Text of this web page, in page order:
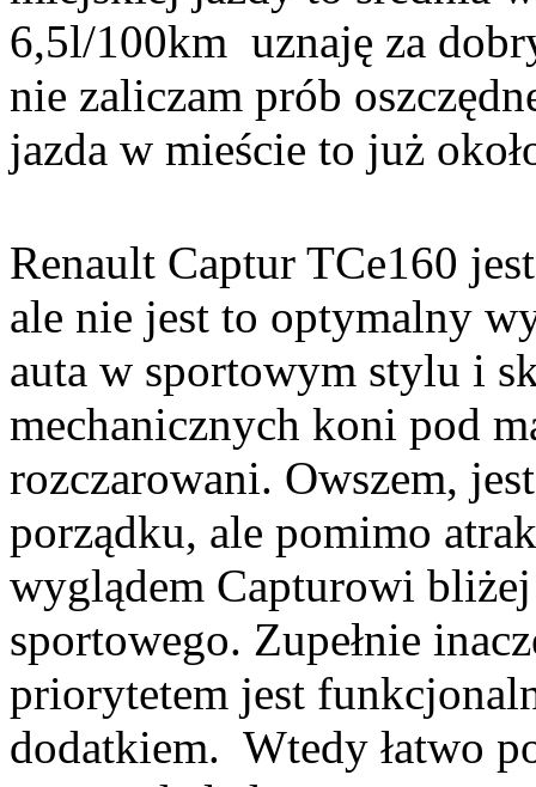
6,5l/100km uznaję za
nie zaliczam prób
jazda w mieście to już
Renault Captur TCe160
ale nie jest to optymalny
auta w sportowym stylu i
mechanicznych koni pod
rozczarowani. Owszem,
porządku, ale pomimo
wyglądem Capturowi
sportowego. Zupełnie
priorytetem jest
dodatkiem. Wtedy łatwo